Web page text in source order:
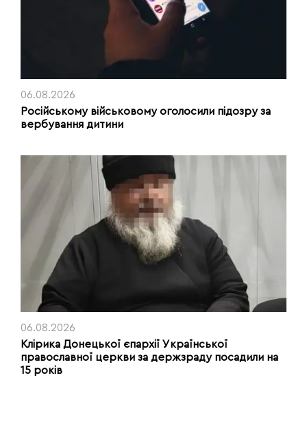
06.08.2026
Російському військовому оголосили підозру за
вербування дитини
06.08.2026
Клірика Донецької єпархії Української
православної церкви за держзраду посадили на
15 років